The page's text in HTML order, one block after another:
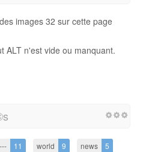
images 32 sur cette page
ALT n'est vide ou manquant.
11 world 9 news 5